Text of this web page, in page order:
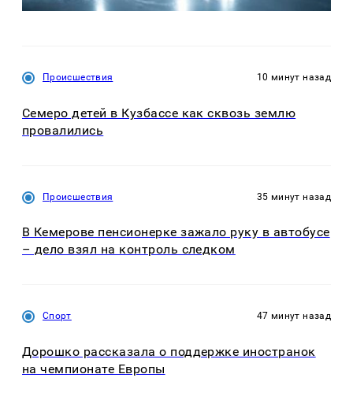
Происшествия 10 минут назад
Семеро детей в Кузбассе как сквозь землю
провалились
Происшествия 35 минут назад
В Кемерове пенсионерке зажало руку в автобусе
– дело взял на контроль следком
Спорт 47 минут назад
Дорошко рассказала о поддержке иностранок
на чемпионате Европы